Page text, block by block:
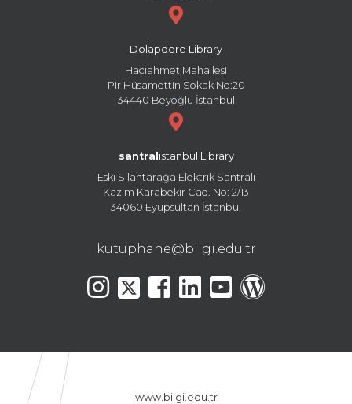
Dolapdere Library
Hacıahmet Mahallesi
Pir Hüsamettin Sokak No:20
34440 Beyoğlu İstanbul
santral istanbul Library
Eski Silahtarağa Elektrik Santralı
Kazım Karabekir Cad. No: 2/13
34060 Eyüpsultan İstanbul
kutuphane@bilgi.edu.tr
www.bilgi.edu.tr